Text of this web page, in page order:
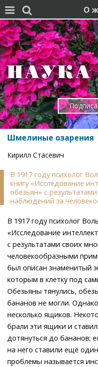
  О
Шмелиные озарения
Кирилл Стасевич
В 1917 году психолог
книгу «Исследование
обезьян» с
наблюдений за
В 1917 году психолог
«Исследование
с результатами своих
человекообразными
был описан знаменитый
которым в клетку под
Обезьяны тянулись,
бананов не могли.
несколько ящиков.
брали эти ящики и
дотянуться до бананов;
на него ставили ещё
проблемы называется